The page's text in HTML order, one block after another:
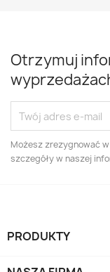
Otrzymuj
Możesz zrezygnować
szczegóły w naszej
PRODUKTY